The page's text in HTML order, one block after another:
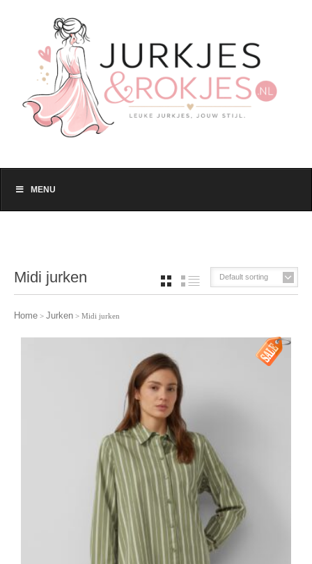
MENU
Midi jurken Default sorting
GRID
Home > Jurken > Midi jurken